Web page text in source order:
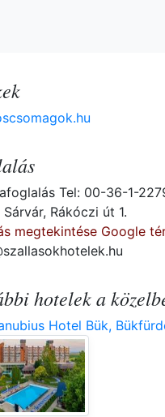
Tel: 00-36-1-
Rákóczi út 1.
megtekintése Google
hotelek a
Hotel Bük,